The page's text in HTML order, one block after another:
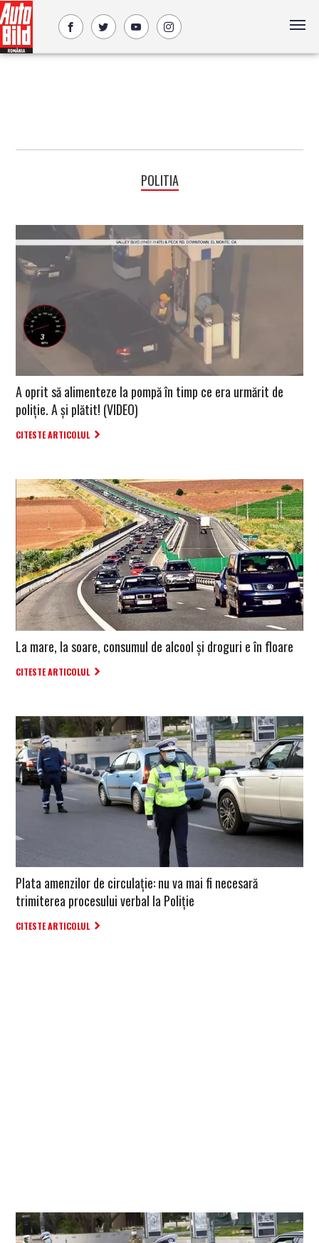
POLITIA
A oprit să alimenteze la pompă în timp ce era urmărit de
poliție. A și plătit! (VIDEO)
CITESTE ARTICOLUL
La mare, la soare, consumul de alcool și droguri e în floare
CITESTE ARTICOLUL
Plata amenzilor de circulație: nu va mai fi necesară
trimiterea procesului verbal la Poliție
CITESTE ARTICOLUL